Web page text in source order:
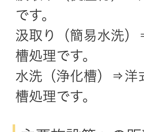
です。
汲取り（簡易水洗
槽処理です。
水洗（浄化槽）⇒洋
槽処理です。